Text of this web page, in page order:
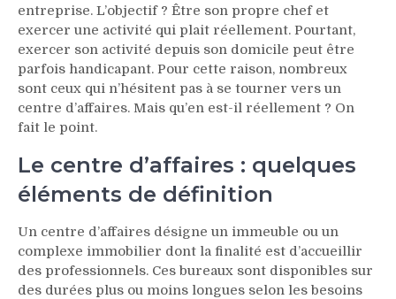
entreprise. L’objectif ? Être son propre chef et
exercer une activité qui plait réellement. Pourtant,
exercer son activité depuis son domicile peut être
parfois handicapant. Pour cette raison, nombreux
sont ceux qui n’hésitent pas à se tourner vers un
centre d’affaires. Mais qu’en est-il réellement ? On
fait le point.
Le centre d’affaires : quelques
éléments de définition
Un centre d’affaires désigne un immeuble ou un
complexe immobilier dont la finalité est d’accueillir
des professionnels. Ces bureaux sont disponibles sur
des durées plus ou moins longues selon les besoins